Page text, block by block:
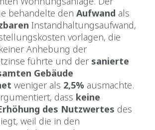
behandelte den Aufwand als
Instandhaltungsaufwand,
vorlagen, die
Anhebung der
führte und der sanierte
Gebäude
weniger als 2,5% ausmachte.
dass keine
des Nutzwertes des
weil die in den